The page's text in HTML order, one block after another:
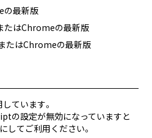
の最新版
たはChromeの最新版
たはChromeの最新版
ています。
の設定が無効になっていますと
してご利用ください。